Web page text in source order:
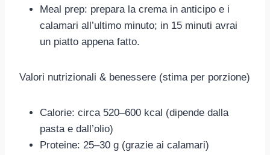
Meal prep: prepara la crema in anticipo e i
calamari all’ultimo minuto; in 15 minuti avrai
un piatto appena fatto.
Valori nutrizionali & benessere (stima per porzione)
Calorie: circa 520–600 kcal (dipende dalla
pasta e dall’olio)
Proteine: 25–30 g (grazie ai calamari)